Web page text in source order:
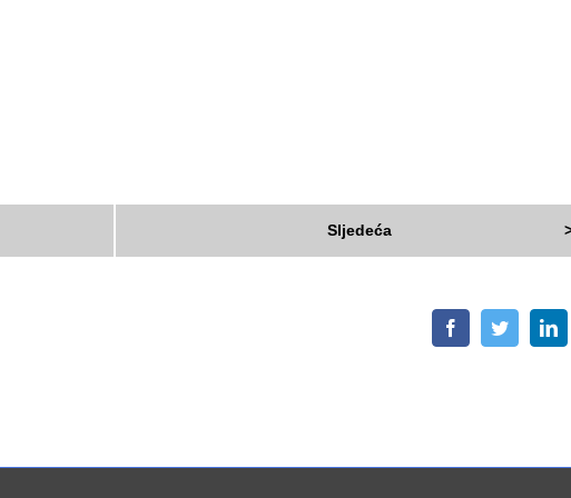
Sljedeća
FacebookTwitter